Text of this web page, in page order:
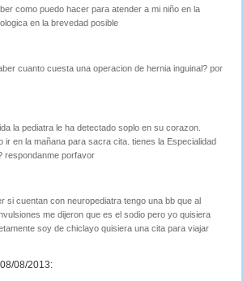
como puedo hacer para atender a mi niño en la
en la brevedad posible
cuanto cuesta una operacion de hernia inguinal? por
la pediatra le ha detectado soplo en su corazon.
ir en la mañana para sacra cita. tienes la Especialidad
respondanme porfavor
si cuentan con neuropediatra tengo una bb que al
me dijeron que es el sodio pero yo quisiera
soy de chiclayo quisiera una cita para viajar
08/2013: